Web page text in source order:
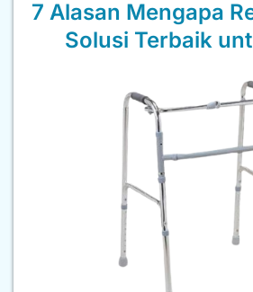
7 Alasan Mengapa
Solusi Terbaik